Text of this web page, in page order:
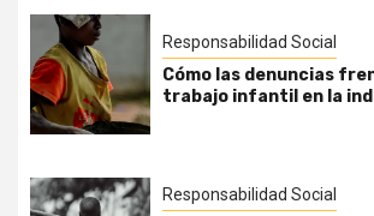
Responsabilidad Social
Cómo las denuncias
trabajo infantil en la
Responsabilidad Social